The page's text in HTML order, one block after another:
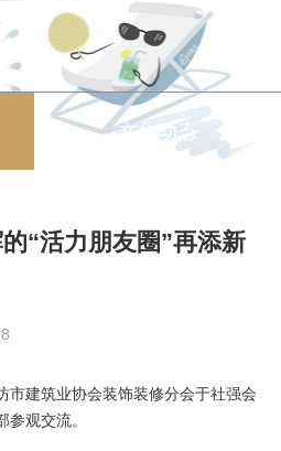
文化动态
的“活力朋友圈”再添新
市建筑业协会装饰装修分会于社强会
观交流。